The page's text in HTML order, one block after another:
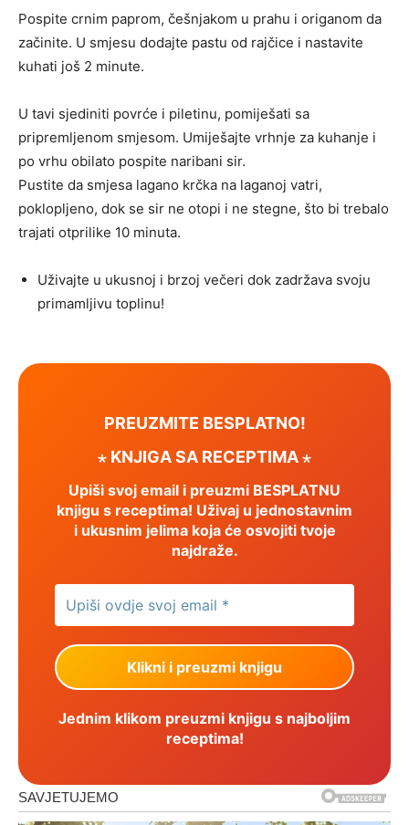
Pospite crnim paprom, češnjakom u prahu i origanom da
začinite. U smjesu dodajte pastu od rajčice i nastavite
kuhati još 2 minute.
U tavi sjediniti povrće i piletinu, pomiješati sa
pripremljenom smjesom. Umiješajte vrhnje za kuhanje i
po vrhu obilato pospite naribani sir.
Pustite da smjesa lagano krčka na laganoj vatri,
poklopljeno, dok se sir ne otopi i ne stegne, što bi trebalo
trajati otprilike 10 minuta.
Uživajte u ukusnoj i brzoj večeri dok zadržava svoju
primamljivu toplinu!
PREUZMITE BESPLATNO!
⋆ KNJIGA SA RECEPTIMA ⋆
Upiši svoj email i preuzmi BESPLATNU
knjigu s receptima! Uživaj u jednostavnim
i ukusnim jelima koja će osvojiti tvoje
najdraže.
Jednim klikom preuzmi knjigu s najboljim
receptima!